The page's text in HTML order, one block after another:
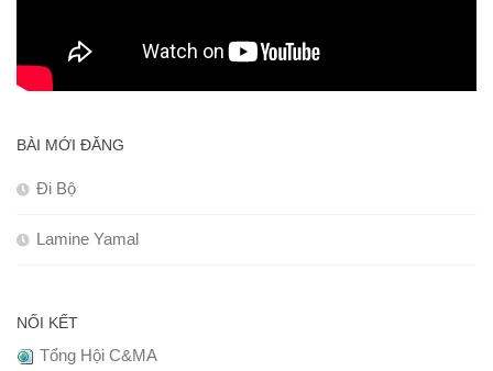
BÀI MỚI ĐĂNG
Đi Bộ
Lamine Yamal
NỐI KẾT
Tổng Hội C&MA